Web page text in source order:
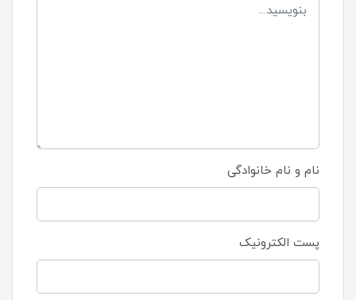
نام و نام خانوادگی
پست الکترونیک